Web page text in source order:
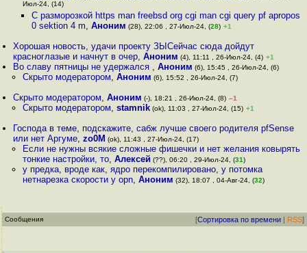
Июл-24, (14)
С разморозкой https man freebsd org cgi man cgi query pf apropos
0 sektion 4 m, Аноним (28), 22:06 , 27-Июл-24, (28) +1
Хорошая новость, удачи проекту ЗЫСейчас сюда дойдут
красноглазые и начнут в очер,Аноним (4), 11:11 , 26-Июл-24, (4) +1
Во славу пятницы не удержался ,Аноним (6), 15:45 , 26-Июл-24, (6)
Скрыто модератором, Аноним (6), 15:52 , 26-Июл-24, (7)
Скрыто модератором,Аноним (-), 18:21 , 26-Июл-24, (8) –1
Скрыто модератором, stamnik(ok), 11:03 , 27-Июл-24, (15) +1
Господа в теме, подскажите, сабж лучше своего родителя pfSense
или нет Аргуме,zo0M (ok), 11:43 , 27-Июл-24, (17)
Если не нужны всякие сложные фишечки и нет желания ковырять
тонкие настройки, то, Алексей (??), 06:20 , 29-Июл-24, (31)
у предка, вроде как, ядро перекомпилировано, у потомка
нетнарезка скорости у opn, Аноним (32), 18:07 , 04-Авг-24, (32)
Сообщения [Сортировка по времени | RSS]